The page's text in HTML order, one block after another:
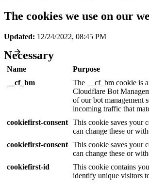
The cookies we use on our
Updated: 12/24/2022, 08:45 PM
Necessary
Name
Purpose
__cf_bm
The __cf_bm cookie is
Cloudflare Bot
of our bot management
incoming traffic that
cookiefirst-consent This cookie saves your
can change these or
cookiefirst-consent This cookie saves your
can change these or
cookiefirst-id
This cookie contains
identify unique visitors